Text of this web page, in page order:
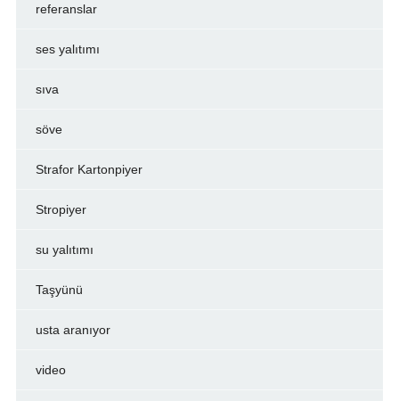
referanslar
ses yalıtımı
sıva
söve
Strafor Kartonpiyer
Stropiyer
su yalıtımı
Taşyünü
usta aranıyor
video